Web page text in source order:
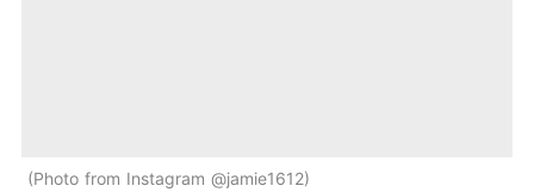
Photo from Instagram @jamie1612